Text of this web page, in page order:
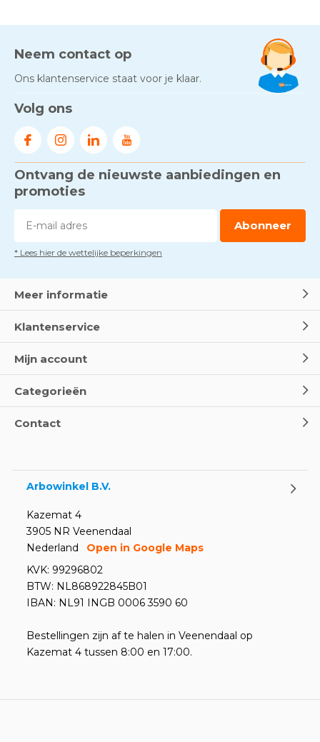
AED-apparaten - Welke past
Door Marco van Arbowinkel.nl
Door
Voorkom brand met
rookmelders, hittemelders en
DoorMarco van Arbowinkel.nl
Dag van de BHV - Als elke
Oogspoel flessen en
Neem contact op
Ons klantenservice staat voor je klaar.
Volg ons
Ontvang de nieuwste aanbiedingen en
promoties
Abonneer
* Lees hier de wettelijke beperkingen
Meer informatie
Klantenservice
Mijn account
Categorieën
Contact
Arbowinkel B.V.
Kazemat 4
3905 NR Veenendaal
Nederland
Open in Google Maps
KVK: 99296802
BTW: NL868922845B01
IBAN: NL91 INGB 0006 3590 60
Bestellingen zijn af te halen in Veenendaal op
Kazemat 4 tussen 8:00 en 17:00.